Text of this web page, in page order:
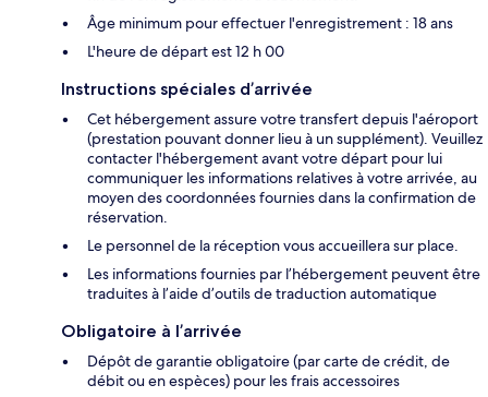
Âge minimum pour effectuer l'enregistrement : 18 ans
L'heure de départ est 12 h 00
Instructions spéciales d’arrivée
Cet hébergement assure votre transfert depuis l'aéroport
(prestation pouvant donner lieu à un supplément). Veuillez
contacter l'hébergement avant votre départ pour lui
communiquer les informations relatives à votre arrivée, au
moyen des coordonnées fournies dans la confirmation de
réservation.
Le personnel de la réception vous accueillera sur place.
Les informations fournies par l’hébergement peuvent être
traduites à l’aide d’outils de traduction automatique
Obligatoire à l’arrivée
Dépôt de garantie obligatoire (par carte de crédit, de
débit ou en espèces) pour les frais accessoires